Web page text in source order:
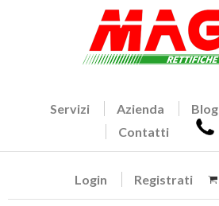
Servizi Azienda Blog
Contatti
Login Registrati